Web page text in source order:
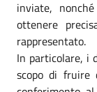
inviate,
ottenere
rappresentato.
In particolare, i
scopo di fruire